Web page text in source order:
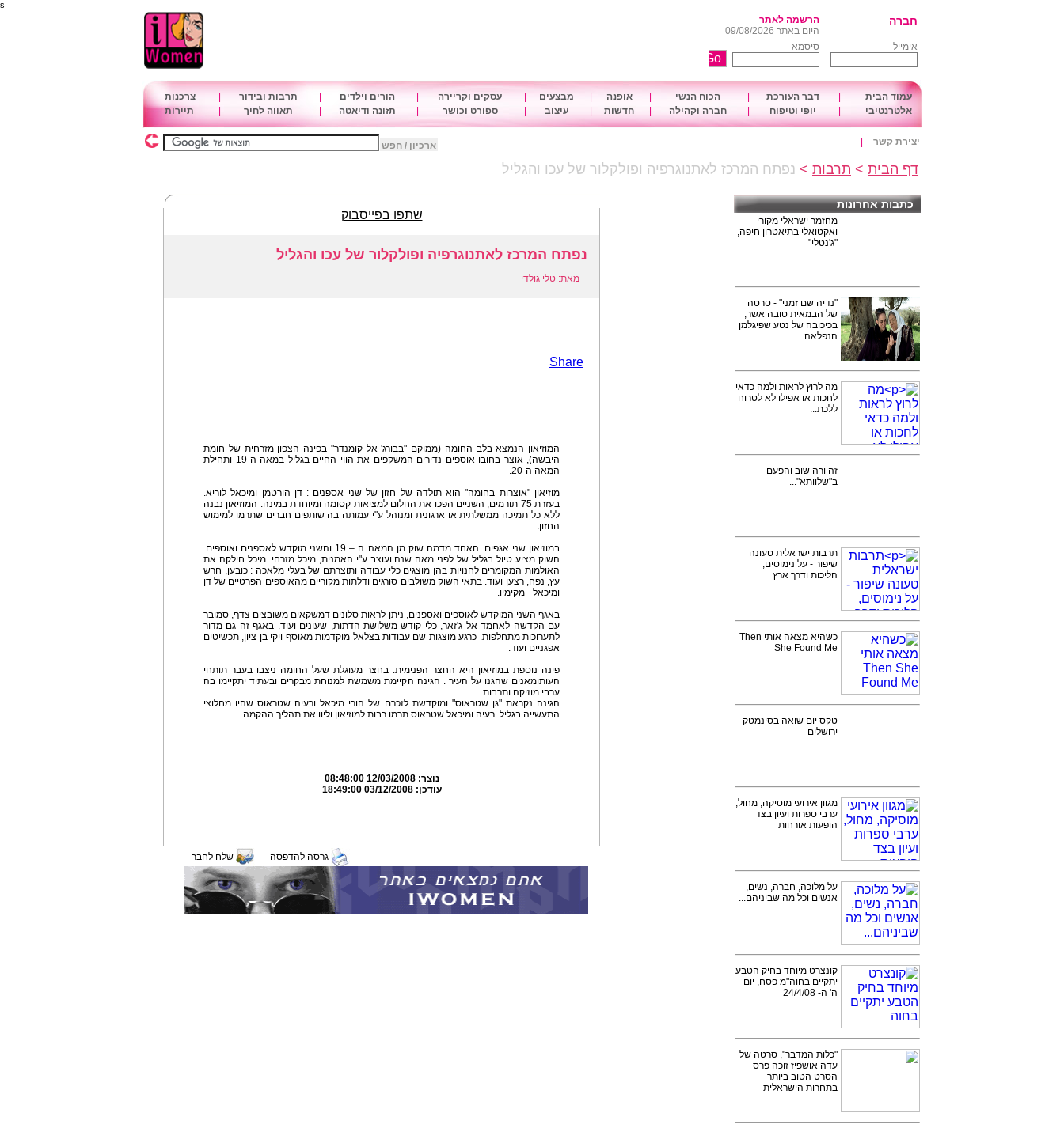
s
חברה
הרשמה לאתר
היום באתר 09/08/2026
אימייל
סיסמא
עמוד הבית דבר העורכת הכוח הנשי אופנה מבצעים עסקים וקריירה הורים וילדים תרבות ובידור
צרכנות
אלטרנטיבי
יופי וטיפוח חברה וקהילה חדשות עיצוב ספורט וכושר תזונה ודיאטה תאווה לחיך תיירות
יצירת קשר ארכיון / חפש
דף הבית > תרבות > נפתח המרכז לאתנוגרפיה ופולקלור של עכו והגליל
כתבות אחרונות
מחזמר ישראלי מקורי
ואקטואלי בתיאטרון חיפה,
"ג'נטלי"
"נדיה שם זמני" - סרטה
של הבמאית טובה אשר,
בכיכובה של נטע שפיגלמן
הנפלאה
מה לרוץ לראות ולמה כדאי
לחכות או אפילו לא לטרוח
ללכת...
זה ורה שוב והפעם
ב"שלוותא"...
תרבות ישראלית טעונה
שיפור - על נימוסים,
הליכות ודרך ארץ
כשהיא מצאה אותי Then
She Found Me
טקס יום שואה בסינמטק
ירושלים
מגוון אירועי מוסיקה, מחול,
ערבי ספרות ועיון בצד
הופעות אורחות
על מלוכה, חברה, נשים,
אנשים וכל מה שביניהם...
קונצרט מיוחד בחיק הטבע
יתקיים בחוה"מ פסח, יום
ה' ה- 24/4/08
"כלות המדבר", סרטה של
עדה אושפיז זוכה פרס
הסרט הטוב ביותר
בתחרות הישראלית
שתפו בפייסבוק
נפתח המרכז לאתנוגרפיה ופולקלור של עכו והגליל
מאת: טלי גולדי
Share
המוזיאון הנמצא בלב החומה (ממוקם "בבורג' אל קומנדר" בפינה הצפון מזרחית של חומת
היבשה), אוצר בחובו אוספים נדירים המשקפים את הווי החיים בגליל במאה ה-19 ותחילת
המאה ה-20.
מוזיאון "אוצרות בחומה" הוא תולדה של חזון של שני אספנים : דן הורטמן ומיכאל לוריא.
בעזרת 75 תורמים, השניים הפכו את החלום למציאות קסומה ומיוחדת במינה. המוזיאון נבנה
ללא כל תמיכה ממשלתית או ארגונית ומנוהל ע"י עמותה בה שותפים חברים שתרמו למימוש
החזון.
במוזיאון שני אגפים. האחד מדמה שוק מן המאה ה – 19 והשני מוקדש לאספנים ואוספים.
השוק מציע טיול בגליל של לפני מאה שנה ועוצב ע"י האמנית, מיכל מזרחי. מיכל חילקה את
האולמות המקומרים לחנויות בהן מוצגים כלי עבודה ותוצרתם של בעלי מלאכה : כובען, חרש
עץ, נפח, רצען ועוד. בתאי השוק משולבים סורגים ודלתות מקוריים מהאוספים הפרטיים של דן
ומיכאל - מקימיו.
באגף השני המוקדש לאוספים ואספנים, ניתן לראות סלונים דמשקאים משובצים צדף, סמובר
עם הקדשה לאחמד אל ג'זאר, כלי קודש משלושת הדתות, שעונים ועוד. באגף זה גם מדור
לתערוכות מתחלפות. כרגע מוצגות שם עבודות בצלאל מוקדמות מאוסף ויקי בן ציון, תכשיטים
אפגניים ועוד.
פינה נוספת במוזיאון היא החצר הפנימית. בחצר מעוגלת שעל החומה ניצבו בעבר תותחי
העותומאנים שהגנו על העיר . הגינה הקיימת משמשת למנוחת מבקרים ובעתיד יתקיימו בה
ערבי מוזיקה ותרבות.
הגינה נקראת "גן שטראוס" ומוקדשת לזכרם של הורי מיכאל ורעיה שטראוס שהיו מחלוצי
התעשייה בגליל. רעיה ומיכאל שטראוס תרמו רבות למוזיאון וליוו את תהליך ההקמה.
נוצר:12/03/2008 08:48:00
עודכן:03/12/2008 18:49:00
גרסה להדפסה שלח לחבר